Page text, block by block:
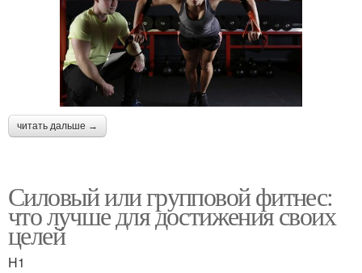
читать дальше →
Силовый или групповой фитнес:
что лучше для достижения своих
целей
H1